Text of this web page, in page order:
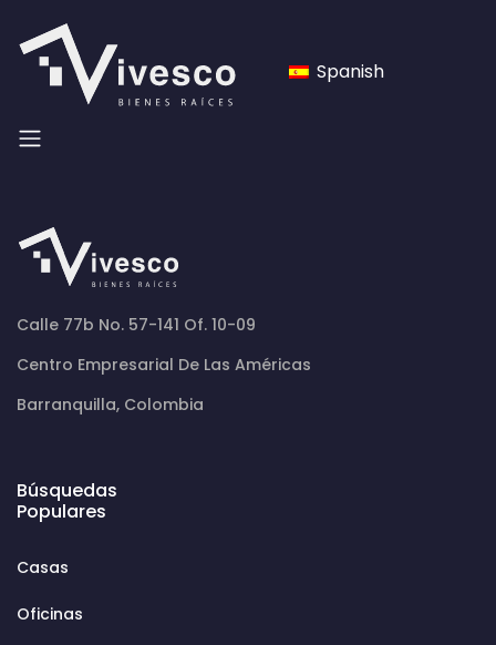
Spanish
Calle 77b No. 57-141 Of. 10-09
Centro Empresarial De Las Américas
Barranquilla, Colombia
Búsquedas
Populares
Casas
Oficinas